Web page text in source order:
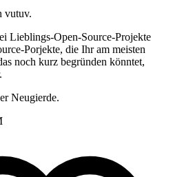
vutuv.
Lieblings-Open-Source-Projekte
Porjekte, die Ihr am meisten
noch kurz begründen könntet,
Neugierde.